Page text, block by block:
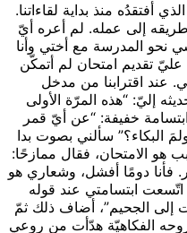
أفتقدُه منذ بداية لقاءاتنا.
إلى عمله. لم أعره أيّ
نحو المدرسة مع أختي وأنا
تقديم امتحان لم أتمكّن
عند اقترابنا من مدخل
إليّ: “هذه المرّة الأولى
خفيفة: “عن أيّ قمر
البكاء؟” سألني بصوت بدا
هو الامتحان، فقال ممازحًا:
فأنا دومًا أفشل، وشعاري هو
ابتسامتي عند قوله
إلى الجحيم”، أضاف ذلك ثمّ
الفكاهيّة هدّأت من روعي